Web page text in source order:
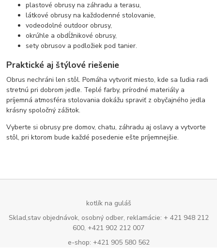
plastové obrusy na záhradu a terasu,
látkové obrusy na každodenné stolovanie,
vodeodolné outdoor obrusy,
okrúhle a obdĺžnikové obrusy,
sety obrusov a podložiek pod tanier.
Praktické aj štýlové riešenie
Obrus nechráni len stôl. Pomáha vytvoriť miesto, kde sa ľudia radi
stretnú pri dobrom jedle. Teplé farby, prírodné materiály a
príjemná atmosféra stolovania dokážu spraviť z obyčajného jedla
krásny spoločný zážitok.
Vyberte si obrusy pre domov, chatu, záhradu aj oslavy a vytvorte
stôl, pri ktorom bude každé posedenie ešte príjemnejšie.
kotlík na guláš
Sklad,stav objednávok, osobný odber, reklamácie: + 421 948 212
600, +421 902 212 007
e-shop: +421 905 580 562